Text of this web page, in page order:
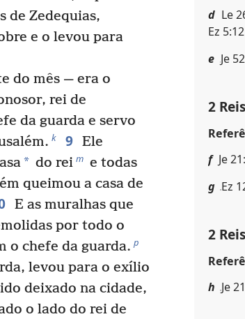
de Zedequias,
e o levou para
do mês — era o
rei de
da guarda e servo
k 9 Ele
* do rei m e todas
queimou a casa de
E as muralhas que
por todo o
o chefe da guarda. p
levou para o exílio
deixado na cidade,
o lado do rei de
d Le
Ez 5:12
e Je
2
f Je
g Ez
2
h Je